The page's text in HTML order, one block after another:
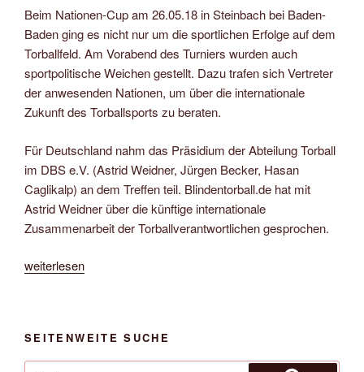
Beim Nationen-Cup am 26.05.18 in Steinbach bei Baden-
Baden ging es nicht nur um die sportlichen Erfolge auf dem
Torballfeld. Am Vorabend des Turniers wurden auch
sportpolitische Weichen gestellt. Dazu trafen sich Vertreter
der anwesenden Nationen, um über die internationale
Zukunft des Torballsports zu beraten.
Für Deutschland nahm das Präsidium der Abteilung Torball
im DBS e.V. (Astrid Weidner, Jürgen Becker, Hasan
Caglikalp) an dem Treffen teil. Blindentorball.de hat mit
Astrid Weidner über die künftige internationale
Zusammenarbeit der Torballverantwortlichen gesprochen.
„Treffen
zur
Zukunft
weiterlesen
SEITENWEITE SUCHE